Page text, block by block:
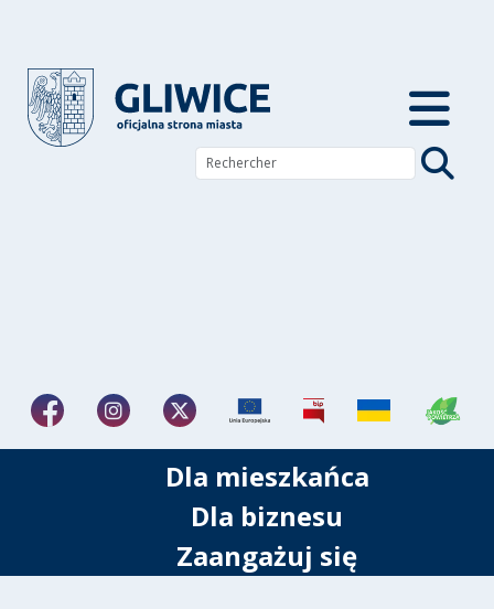
Dla mieszkańca
Dla biznesu
Zaangażuj się